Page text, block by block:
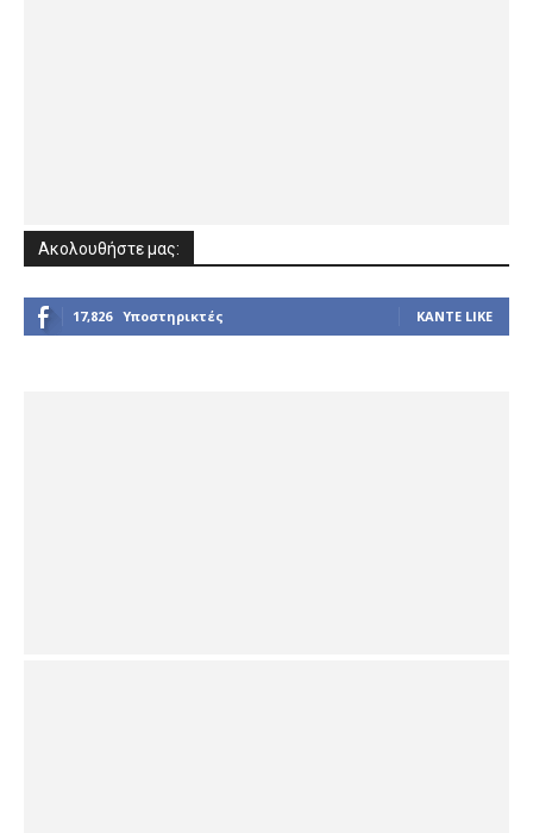
Ακολουθήστε μας:
17,826 Υποστηρικτές ΚΆΝΤΕ LIKE